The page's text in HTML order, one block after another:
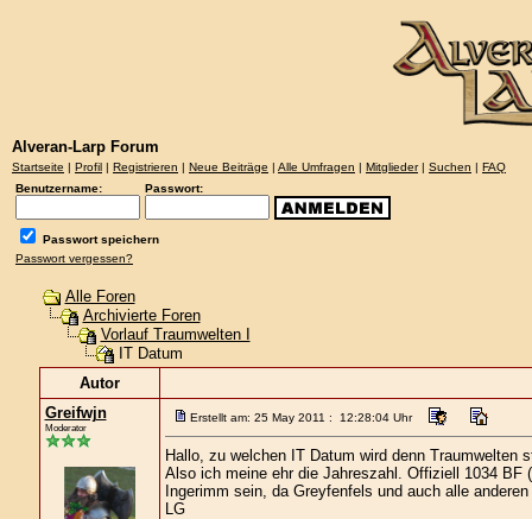
Alveran-Larp Forum
Startseite | Profil | Registrieren | Neue Beiträge | Alle Umfragen | Mitglieder| Suchen | FAQ
Benutzername:
Passwort:
Passwort speichern
Passwort vergessen?
Alle Foren
Archivierte Foren
Vorlauf Traumwelten I
IT Datum
Autor
Greifwjn
Moderator
Erstellt am: 25 May 2011 : 12:28:04 Uhr
Hallo, zu welchen IT Datum wird denn Traumwelten
Also ich meine ehr die Jahreszahl. Offiziell 1034 BF
Ingerimm sein, da Greyfenfels und auch alle
LG